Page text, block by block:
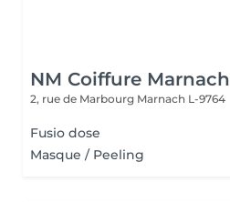
NM Coiffure Marnach
2, rue de Marbourg Marnach L-9764
Fusio dose
Masque / Peeling